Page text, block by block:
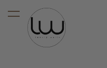
lisati ostukorvi.